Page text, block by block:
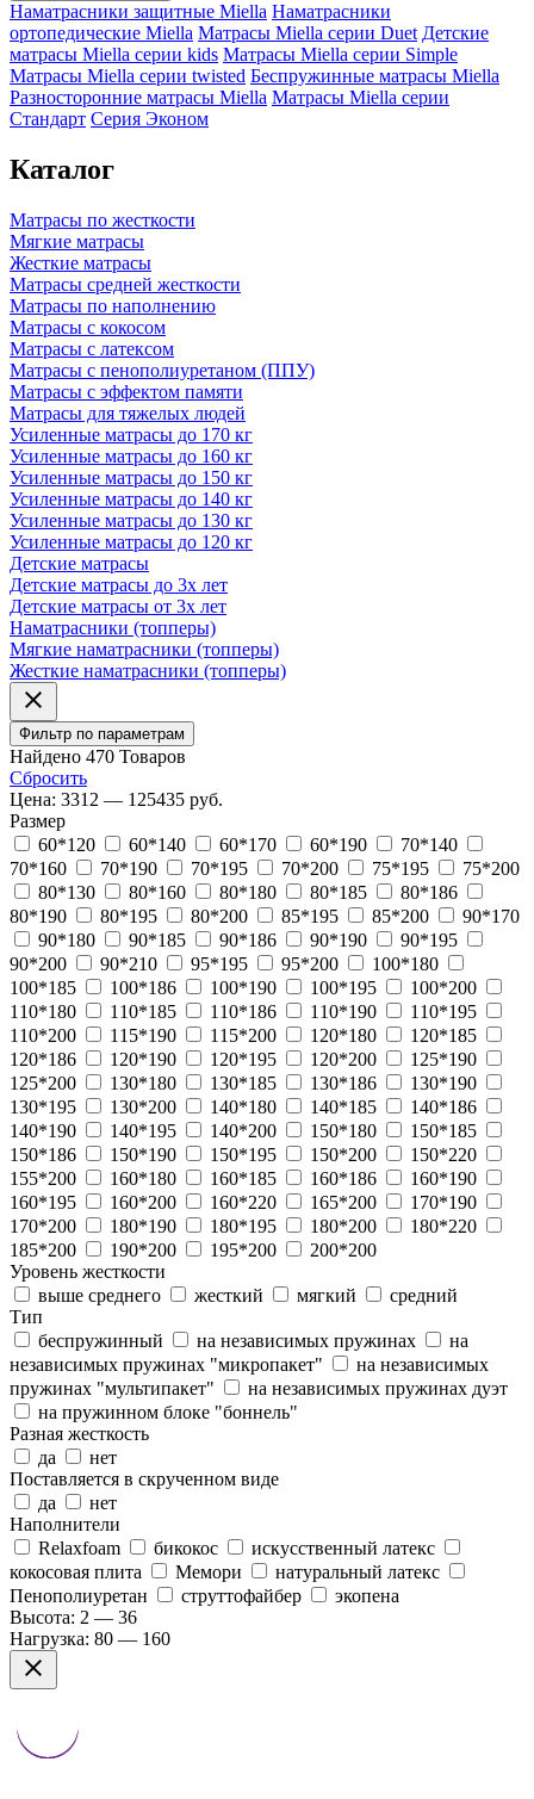
Наматрасники защитные Miella Наматрасники
ортопедические Miella Матрасы Miella серии Duet Детские
матрасы Miella серии kids Матрасы Miella серии Simple
Матрасы Miella серии twisted Беспружинные матрасы Miella
Разносторонние матрасы Miella Матрасы Miella серии
Стандарт Серия Эконом
Каталог
Матрасы по жесткости
Мягкие матрасы
Жесткие матрасы
Матрасы средней жесткости
Матрасы по наполнению
Матрасы с кокосом
Матрасы с латексом
Матрасы с пенополиуретаном (ППУ)
Матрасы с эффектом памяти
Матрасы для тяжелых людей
Усиленные матрасы до 170 кг
Усиленные матрасы до 160 кг
Усиленные матрасы до 150 кг
Усиленные матрасы до 140 кг
Усиленные матрасы до 130 кг
Усиленные матрасы до 120 кг
Детские матрасы
Детские матрасы до 3х лет
Детские матрасы от 3х лет
Наматрасники (топперы)
Мягкие наматрасники (топперы)
Жесткие наматрасники (топперы)
Фильтр по параметрам
Найдено 470 Товаров
Сбросить
Цена: 3312 — 125435 руб.
Размер
60*120
60*140 60*170 60*190
70*140
70*160
70*190 70*195 70*200 75*195
75*200
80*130
80*160 80*180 80*185
80*186
80*190
80*195 80*200 85*195 85*200
90*170
90*180
90*185 90*186 90*190
90*195
90*200
90*210 95*195 95*200
100*180
100*185
100*186 100*190 100*195
100*200
110*180
110*185 110*186 110*190
110*195
110*200
115*190 115*200 120*180
120*185
120*186
120*190 120*195 120*200
125*190
125*200
130*180 130*185 130*186
130*190
130*195
130*200 140*180 140*185
140*186
140*190
140*195 140*200 150*180
150*185
150*186
150*190 150*195 150*200
150*220
155*200
160*180 160*185 160*186
160*190
160*195
160*200 160*220 165*200
170*190
170*200
180*190 180*195 180*200
180*220
185*200
190*200 195*200
200*200
Уровень жесткости
выше среднего
жесткий мягкий
средний
Тип
беспружинный
на независимых пружинах
на
независимых пружинах "микропакет"
на независимых
пружинах "мультипакет"
на независимых пружинах дуэт
на пружинном блоке "боннель"
Разная жесткость
да
нет
Поставляется в скрученном виде
да
нет
Наполнители
Relaxfoam
бикокос
искусственный латекс
кокосовая плита
Мемори
натуральный латекс
Пенополиуретан
струттофайбер
экопена
Высота: 2 — 36
Нагрузка: 80 — 160